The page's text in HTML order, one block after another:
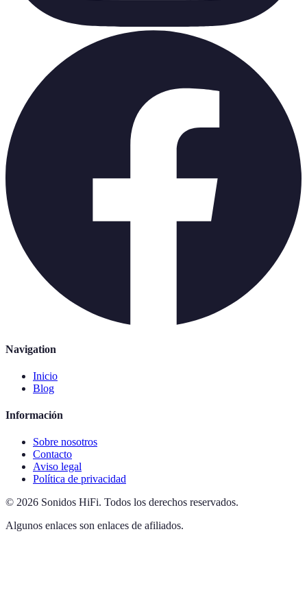
Navigation
Inicio
Blog
Información
Sobre nosotros
Contacto
Aviso legal
Política de privacidad
© 2026 Sonidos HiFi. Todos los derechos reservados.
Algunos enlaces son enlaces de afiliados.